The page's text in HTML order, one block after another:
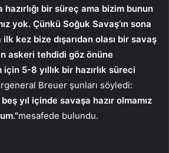
hazırlığı bir süreç ama bizim bunun
yok. Çünkü Soğuk Savaş’ın sona
kez bize dışarıdan olası bir savaş
askeri tehdidi göz önüne
için 5-8 yıllık bir hazırlık süreci
Breuer şunları söyledi:
yıl içinde savaşa hazır olmamız
mesafede bulundu.